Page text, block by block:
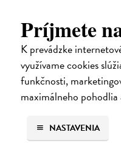
Príjmete
K prevádzke
využívame cookies
funkčnosti,
maximálneho pohodlia
NASTAVENIA